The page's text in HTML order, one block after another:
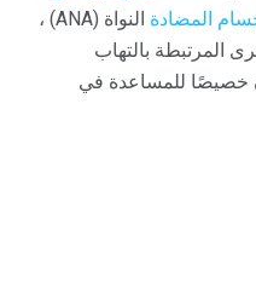
المضادة
النواة (ANA) ،
المرتبطة بالتهاب
خصيصًا للمساعدة في